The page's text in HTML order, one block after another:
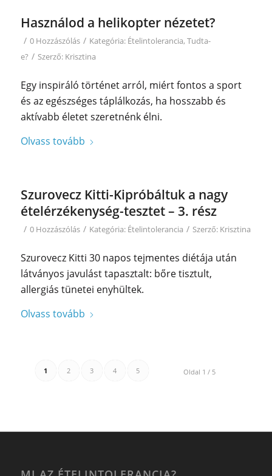
Használod a helikopter nézetet?
/ 0 Hozzászólás / Kategória: Ételintolerancia, Tudta-
e? / Szerző: Krisztina
Egy inspiráló történet arról, miért fontos a sport
és az egészséges táplálkozás, ha hosszabb és
aktívabb életet szeretnénk élni.
Olvass tovább
Szurovecz Kitti-Kipróbáltuk a nagy
ételérzékenység-tesztet – 3. rész
/ 0 Hozzászólás / Kategória: Ételintolerancia / Szerző: Krisztina
Szurovecz Kitti 30 napos tejmentes diétája után
látványos javulást tapasztalt: bőre tisztult,
allergiás tünetei enyhültek.
Olvass tovább
Oldal 1 / 5
1 2 3 4 5